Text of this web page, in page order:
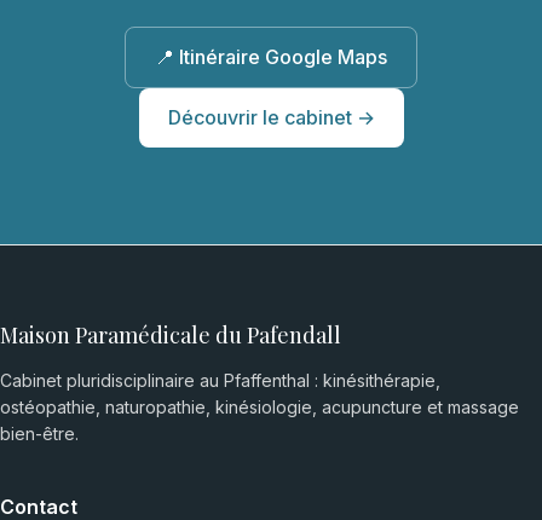
📍 Itinéraire Google Maps
Découvrir le cabinet →
Maison Paramédicale du Pafendall
Cabinet pluridisciplinaire au Pfaffenthal : kinésithérapie,
ostéopathie, naturopathie, kinésiologie, acupuncture et massage
bien-être.
Contact